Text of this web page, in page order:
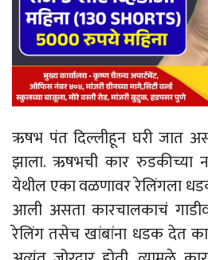
ऋषभ पंत दिल्लीहून घरी जात
झाला. ऋषभची कार रुडकीच्या
येथील एका वळणावर रेलिंगला
आली असता कारचालकाचं
रेलिंग तसेच खांबांना धडक देत